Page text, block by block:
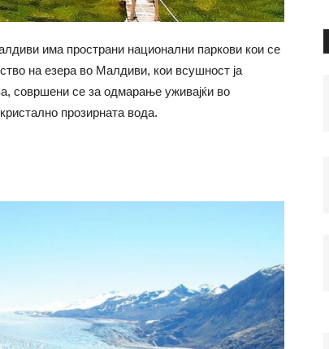
има пространи национални паркови кои се
на езера во Малдиви, кои всушност ја
совршени се за одмарање уживајќи во
прозирната вода.